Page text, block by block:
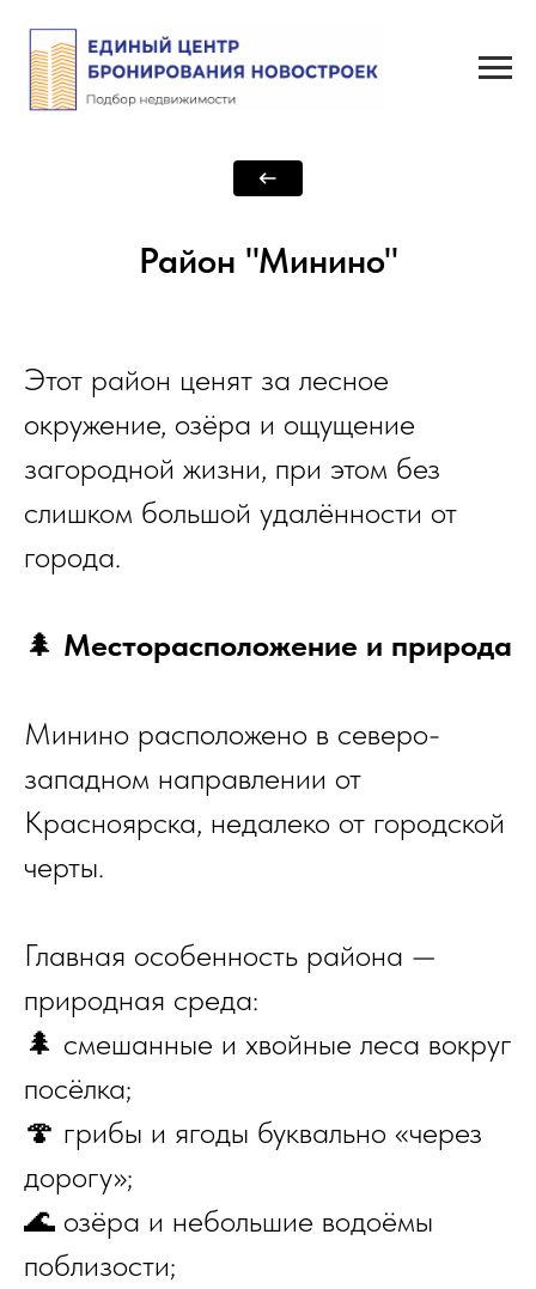
Район "Минино"
Этот район ценят за лесное
окружение, озёра и ощущение
загородной жизни, при этом без
слишком большой удалённости от
города.
🌲 Месторасположение и природа
Минино расположено в северо-
западном направлении от
Красноярска, недалеко от городской
черты.
Главная особенность района —
природная среда:
🌲 смешанные и хвойные леса вокруг
посёлка;
🍄 грибы и ягоды буквально «через
дорогу»;
🌊 озёра и небольшие водоёмы
поблизости;